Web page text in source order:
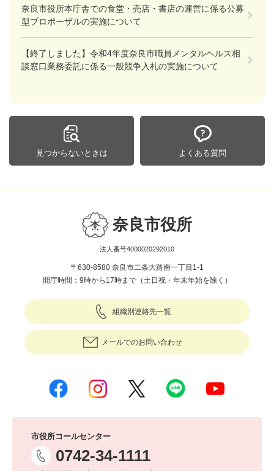
奈良市役所本庁舎での食堂・売店・書店の運営に係る公募
型プロポーザルの実施について
【終了しました】令和4年度奈良市職員メンタルヘルス相
談窓口業務委託に係る一般競争入札の実施について
見つからないときは よくある質問
奈良市役所
法人番号4000020292010
〒630-8580 奈良市二条大路南一丁目1-1
開庁時間：9時から17時まで（土日祝・年末年始を除く）
組織別連絡先一覧
メールでのお問い合わせ
市役所コールセンター
0742-34-1111